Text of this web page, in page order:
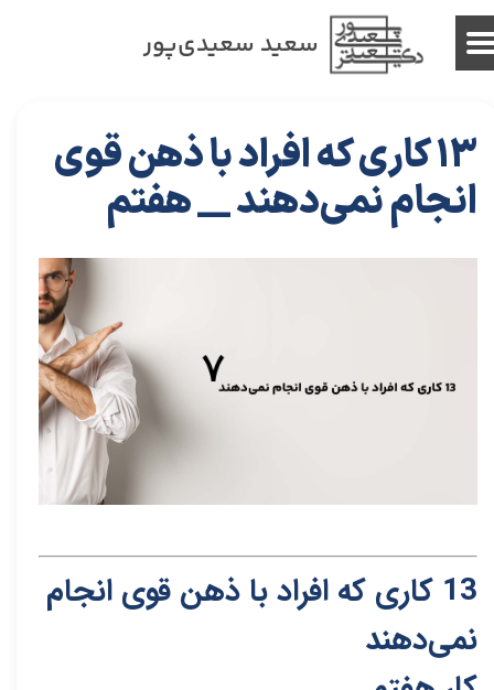
سعید سعیدی‌پور
13 کاری که افراد با ذهن قوی
انجام نمی‌دهند __ هفتم
13 کاری که افراد با ذهن قوی انجام
نمی‌دهند